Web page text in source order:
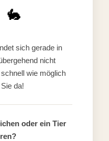
🐇
sich gerade in
nicht
wie möglich
da!
oder ein Tier